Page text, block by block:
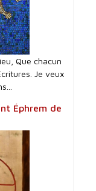
Que chacun
Je veux
Éphrem de